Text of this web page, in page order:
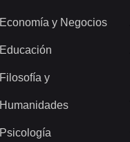
Economía y Negocios
Educación
Filosofía y
Humanidades
Psicología